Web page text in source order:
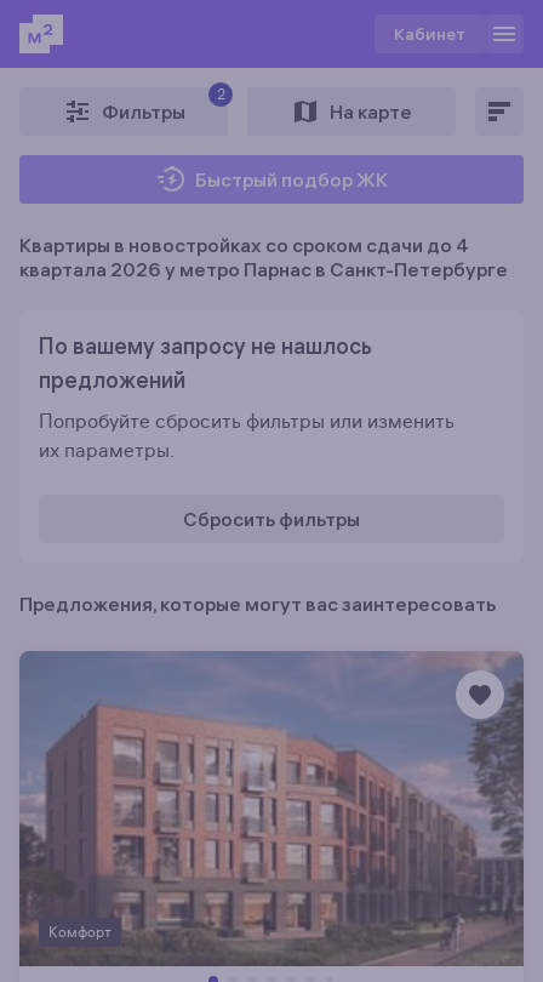
Кабинет
Фильтры
2
На карте
Быстрый подбор ЖК
Квартиры в новостройках со сроком сдачи до 4
квартала 2026 у метро Парнас в Санкт-Петербурге
По вашему запросу не нашлось
предложений
Попробуйте сбросить фильтры или изменить
их параметры.
Сбросить фильтры
Предложения, которые могут вас заинтересовать
Комфорт